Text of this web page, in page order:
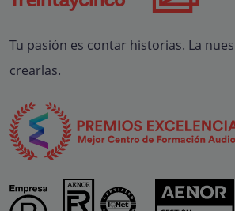
Tu pasión es contar historias. La
crearlas.